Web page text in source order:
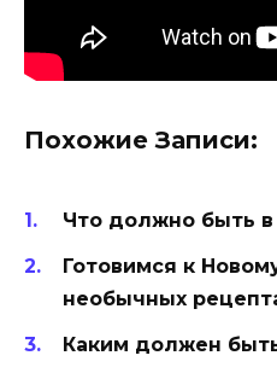
Похожие Записи:
Что должно быть
Готовимся к
необычных
Каким должен